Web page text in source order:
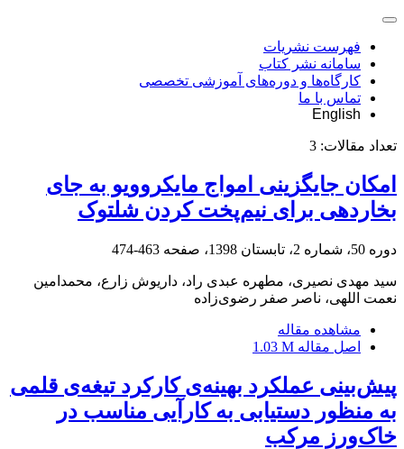
فهرست نشریات
سامانه نشر کتاب
کارگاه‌ها و دوره‌های آموزشی تخصصی
تماس با ما
English
تعداد مقالات: 3
امکان جایگزینی امواج مایکروویو به جای
بخاردهی برای نیم‌پخت کردن شلتوک
دوره 50، شماره 2، تابستان 1398، صفحه 463-474
سید مهدی نصیری، مطهره عبدی راد، داریوش زارع، محمدامین
نعمت اللهی، ناصر صفر رضوی‌زاده
مشاهده مقاله
اصل مقاله 1.03 M
پیش‌بینی عملکرد بهینه‌ی کارکرد تیغه‌ی قلمی
به منظور دستیابی به کارآیی مناسب در
خاک‌ورز مرکب